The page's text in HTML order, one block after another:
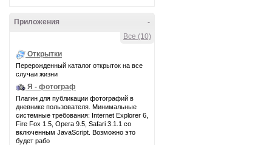
-
Приложения
Все (10)
Открытки
Перерожденный каталог открыток на все
случаи жизни
Я - фотограф
Плагин для публикации фотографий в
дневнике пользователя. Минимальные
системные требования: Internet Explorer 6,
Fire Fox 1.5, Opera 9.5, Safari 3.1.1 со
включенным JavaScript. Возможно это
будет рабо